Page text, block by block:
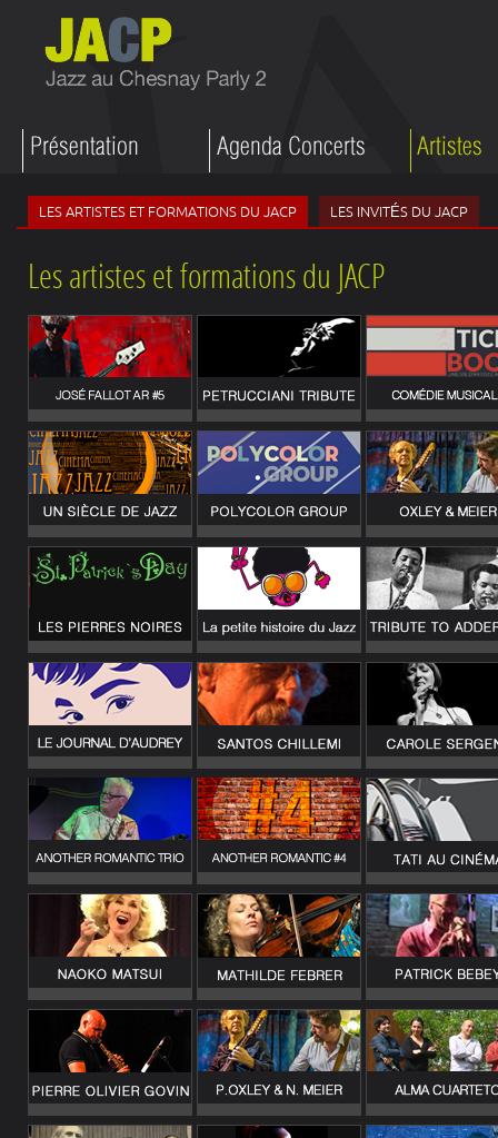
LES ARTISTES ET FORMATIONS DU JACP LES INVITÉS DU JACP
Les artistes et formations du JACP